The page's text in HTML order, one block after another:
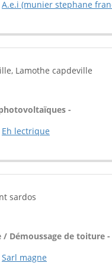
A.e.i (munier stephane
Lamothe capdeville
-
Eh lectrique
sardos
/ Démoussage de toiture -
Sarl magne